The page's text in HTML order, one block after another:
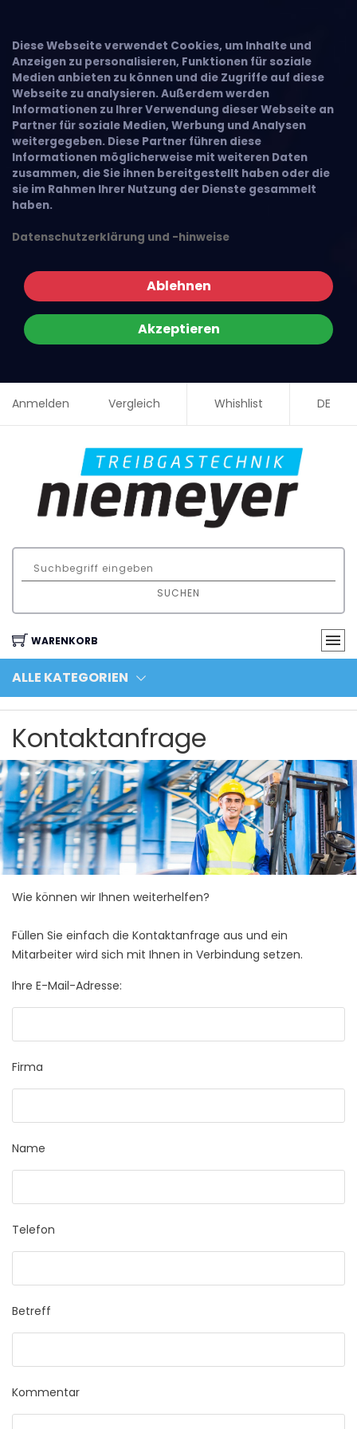
Diese Webseite verwendet Cookies, um Inhalte und
Anzeigen zu personalisieren, Funktionen für soziale
Medien anbieten zu können und die Zugriffe auf diese
Webseite zu analysieren. Außerdem werden
Informationen zu Ihrer Verwendung dieser Webseite an
Partner für soziale Medien, Werbung und Analysen
weitergegeben. Diese Partner führen diese
Informationen möglicherweise mit weiteren Daten
zusammen, die Sie ihnen bereitgestellt haben oder die
sie im Rahmen Ihrer Nutzung der Dienste gesammelt
haben.
Datenschutzerklärung und -hinweise
Ablehnen
Akzeptieren
Anmelden Vergleich Whishlist DE
SUCHEN
WARENKORB
ALLE KATEGORIEN
Kontaktanfrage
Wie können wir Ihnen weiterhelfen?
Füllen Sie einfach die Kontaktanfrage aus und ein
Mitarbeiter wird sich mit Ihnen in Verbindung setzen.
Ihre E-Mail-Adresse:
Firma
Name
Telefon
Betreff
Kommentar